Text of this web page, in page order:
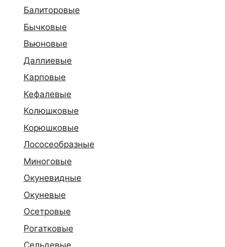
Балиторовые
Бычковые
Вьюновые
Даллиевые
Карповые
Кефалевые
Колюшковые
Корюшковые
Лососеобразные
Миноговые
Окуневидные
Окуневые
Осетровые
Рогатковые
Сельдевые